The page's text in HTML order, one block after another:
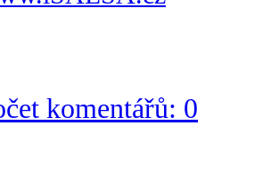
komentářů: 0